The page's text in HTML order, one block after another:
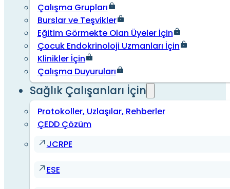
Çalışma Grupları
Burslar ve Teşvikler
Eğitim Görmekte Olan Üyeler İçin
Çocuk Endokrinoloji Uzmanları İçin
Klinikler İçin
Çalışma Duyuruları
Sağlık Çalışanları İçin
Protokoller, Uzlaşılar, Rehberler
ÇEDD Çözüm
JCRPE
ESE